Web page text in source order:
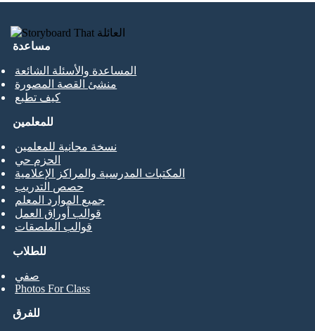
مساعدة
المساعدة والأسئلة الشائعة
منشئ القصة المصورة
كيف تطبع
للطلاب
صفي
Photos For Class
للمعلمين
نسخة مجانية للمعلمين
الحزم حي
المكتبات المدرسية والمراكز الإعلامية
حصص التدريب
جميع الموارد المعلم
قوالب أوراق العمل
قوالب الملصقات
للفرق